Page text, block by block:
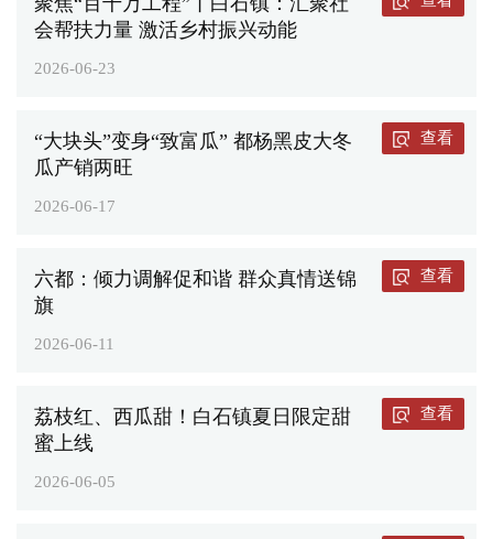
会帮扶力量 激活乡村振兴动能
2026-06-23
“大块头”变身“致富瓜” 都杨黑皮大冬
瓜产销两旺
2026-06-17
查看
六都：倾力调解促和谐 群众真情送锦
旗
2026-06-11
查看
荔枝红、西瓜甜！白石镇夏日限定甜
蜜上线
2026-06-05
查看